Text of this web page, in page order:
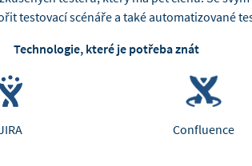
testovací scénáře a také automatizované
Technologie, které je potřeba znát
Confluence